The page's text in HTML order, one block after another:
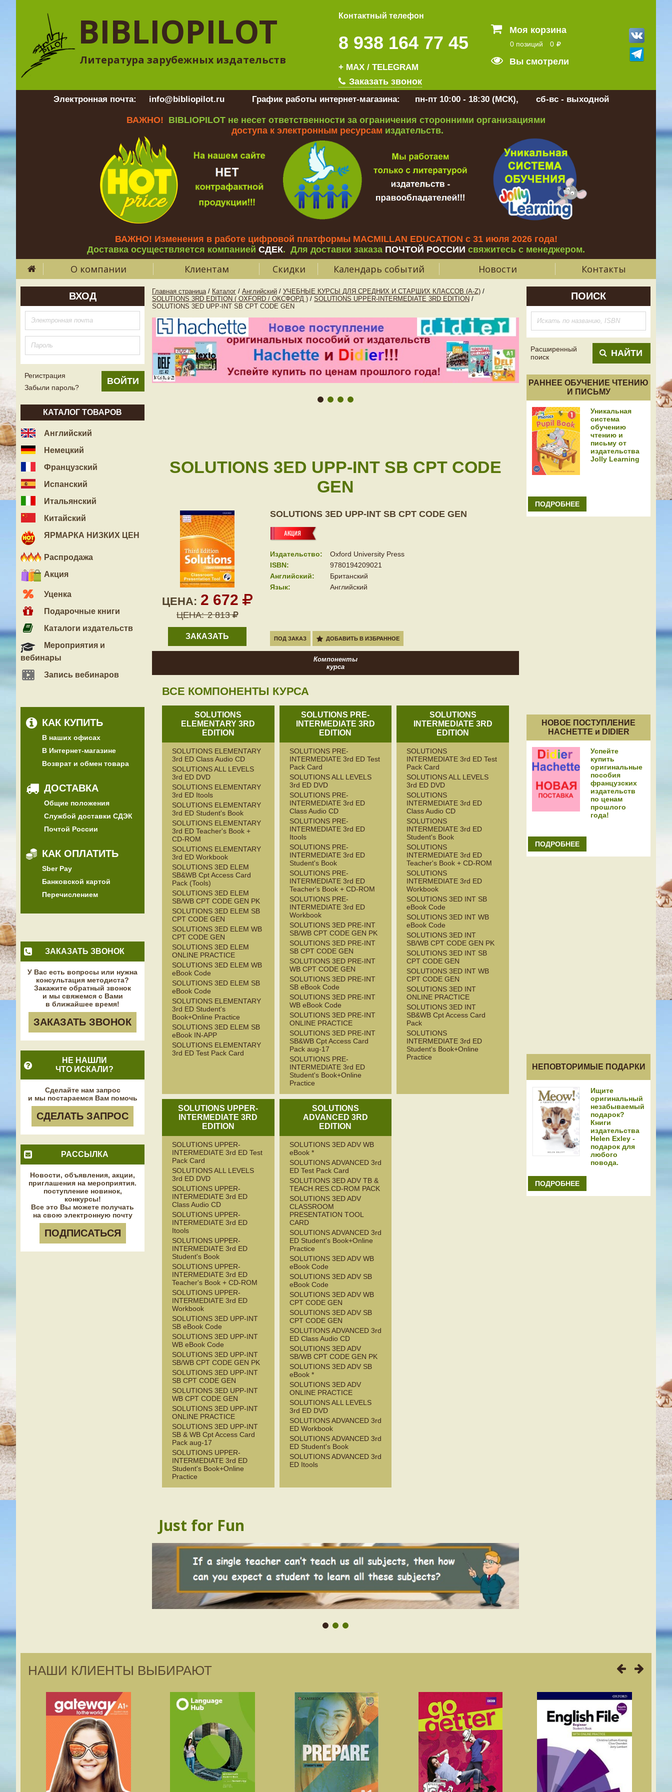
BIBLIOPILOT
Литература зарубежных издательств
Контактный телефон
8 938 164 77 45
+ MAX / TELEGRAM
Заказать звонок
Моя корзина
0 позиций 0
Вы смотрели
Электронная почта: info@bibliopilot.ru График работы интернет-магазина: пн-пт 10:00 - 18:30 (МСК), сб-вс - выходной
ВАЖНО! BIBLIOPILOT не несет ответственности за ограничения сторонними организациями
доступа к электронным ресурсам издательств.
ВАЖНО! Изменения в работе цифровой платформы MACMILLAN EDUCATION с 31 июля 2026 года!
Доставка осуществляется компанией СДЕК. Для доставки заказа ПОЧТОЙ РОССИИ свяжитесь с менеджером.
О компании Клиентам Скидки Календарь событий Новости Контакты
ВХОД
Регистрация
Забыли пароль?
КАТАЛОГ ТОВАРОВ
Английский
Немецкий
Французский
Испанский
Итальянский
Китайский
ЯРМАРКА НИЗКИХ ЦЕН
Распродажа
Акция
Уценка
Подарочные книги
Каталоги издательств
Мероприятия и
вебинары
Запись вебинаров
КАК КУПИТЬ
В наших офисах
В Интернет-магазине
Возврат и обмен товара
ДОСТАВКА
Общие положения
Службой доставки СДЭК
Почтой России
КАК ОПЛАТИТЬ
Sber Pay
Банковской картой
Перечислением
ЗАКАЗАТЬ ЗВОНОК
У Вас есть вопросы или нужна
консультация методиста?
Закажите обратный звонок
и мы свяжемся с Вами
в ближайшее время!
ЗАКАЗАТЬ ЗВОНОК
НЕ НАШЛИ
ЧТО ИСКАЛИ?
Сделайте нам запрос
и мы постараемся Вам помочь
СДЕЛАТЬ ЗАПРОС
РАССЫЛКА
Новости, объявления, акции,
приглашения на мероприятия.
поступление новинок,
конкурсы!
Все это Вы можете получать
на свою электронную почту
ПОДПИСАТЬСЯ
Главная страница / Каталог / Английский / УЧЕБНЫЕ КУРСЫ ДЛЯ СРЕДНИХ И СТАРШИХ КЛАССОВ (A-Z) /
SOLUTIONS 3RD EDITION ( OXFORD / ОКСФОРД ) / SOLUTIONS UPPER-INTERMEDIATE 3RD EDITION /
SOLUTIONS 3ED UPP-INT SB CPT CODE GEN
SOLUTIONS 3ED UPP-INT SB CPT CODE
GEN
ЦЕНА: 2 672
ЦЕНА: 2 813
SOLUTIONS 3ED UPP-INT SB CPT CODE GEN
Издательство:
Oxford University Press
ISBN:
9780194209021
Английский:
Британский
Язык:
Английский
ЗАКАЗАТЬ ПОД ЗАКАЗ ДОБАВИТЬ В ИЗБРАННОЕ
Компоненты
курса
ВСЕ КОМПОНЕНТЫ КУРСА
SOLUTIONS
ELEMENTARY 3RD
EDITION
SOLUTIONS ELEMENTARY
3rd ED Class Audio CD
SOLUTIONS ALL LEVELS
3rd ED DVD
SOLUTIONS ELEMENTARY
3rd ED Itools
SOLUTIONS ELEMENTARY
3rd ED Student's Book
SOLUTIONS ELEMENTARY
3rd ED Teacher's Book +
CD-ROM
SOLUTIONS ELEMENTARY
3rd ED Workbook
SOLUTIONS 3ED ELEM
SB&WB Cpt Access Card
Pack (Tools)
SOLUTIONS 3ED ELEM
SB/WB CPT CODE GEN PK
SOLUTIONS 3ED ELEM SB
CPT CODE GEN
SOLUTIONS 3ED ELEM WB
CPT CODE GEN
SOLUTIONS 3ED ELEM
ONLINE PRACTICE
SOLUTIONS 3ED ELEM WB
eBook Code
SOLUTIONS 3ED ELEM SB
eBook Code
SOLUTIONS ELEMENTARY
3rd ED Student's
Book+Online Practice
SOLUTIONS 3ED ELEM SB
eBook IN-APP
SOLUTIONS ELEMENTARY
3rd ED Test Pack Card
SOLUTIONS PRE-
INTERMEDIATE 3RD
EDITION
SOLUTIONS PRE-
INTERMEDIATE 3rd ED Test
Pack Card
SOLUTIONS ALL LEVELS
3rd ED DVD
SOLUTIONS PRE-
INTERMEDIATE 3rd ED
Class Audio CD
SOLUTIONS PRE-
INTERMEDIATE 3rd ED
Itools
SOLUTIONS PRE-
INTERMEDIATE 3rd ED
Student's Book
SOLUTIONS PRE-
INTERMEDIATE 3rd ED
Teacher's Book + CD-ROM
SOLUTIONS PRE-
INTERMEDIATE 3rd ED
Workbook
SOLUTIONS 3ED PRE-INT
SB/WB CPT CODE GEN PK
SOLUTIONS 3ED PRE-INT
SB CPT CODE GEN
SOLUTIONS 3ED PRE-INT
WB CPT CODE GEN
SOLUTIONS 3ED PRE-INT
SB eBook Code
SOLUTIONS 3ED PRE-INT
WB eBook Code
SOLUTIONS 3ED PRE-INT
ONLINE PRACTICE
SOLUTIONS 3ED PRE-INT
SB&WB Cpt Access Card
Pack aug-17
SOLUTIONS PRE-
INTERMEDIATE 3rd ED
Student's Book+Online
Practice
SOLUTIONS
INTERMEDIATE 3RD
EDITION
SOLUTIONS
INTERMEDIATE 3rd ED Test
Pack Card
SOLUTIONS ALL LEVELS
3rd ED DVD
SOLUTIONS
INTERMEDIATE 3rd ED
Class Audio CD
SOLUTIONS
INTERMEDIATE 3rd ED
Student's Book
SOLUTIONS
INTERMEDIATE 3rd ED
Teacher's Book + CD-ROM
SOLUTIONS
INTERMEDIATE 3rd ED
Workbook
SOLUTIONS 3ED INT SB
eBook Code
SOLUTIONS 3ED INT WB
eBook Code
SOLUTIONS 3ED INT
SB/WB CPT CODE GEN PK
SOLUTIONS 3ED INT SB
CPT CODE GEN
SOLUTIONS 3ED INT WB
CPT CODE GEN
SOLUTIONS 3ED INT
ONLINE PRACTICE
SOLUTIONS 3ED INT
SB&WB Cpt Access Card
Pack
SOLUTIONS
INTERMEDIATE 3rd ED
Student's Book+Online
Practice
SOLUTIONS UPPER-
INTERMEDIATE 3RD
EDITION
SOLUTIONS UPPER-
INTERMEDIATE 3rd ED Test
Pack Card
SOLUTIONS ALL LEVELS
3rd ED DVD
SOLUTIONS UPPER-
INTERMEDIATE 3rd ED
Class Audio CD
SOLUTIONS UPPER-
INTERMEDIATE 3rd ED
Itools
SOLUTIONS UPPER-
INTERMEDIATE 3rd ED
Student's Book
SOLUTIONS UPPER-
INTERMEDIATE 3rd ED
Teacher's Book + CD-ROM
SOLUTIONS UPPER-
INTERMEDIATE 3rd ED
Workbook
SOLUTIONS 3ED UPP-INT
SB eBook Code
SOLUTIONS 3ED UPP-INT
WB eBook Code
SOLUTIONS 3ED UPP-INT
SB/WB CPT CODE GEN PK
SOLUTIONS 3ED UPP-INT
SB CPT CODE GEN
SOLUTIONS 3ED UPP-INT
WB CPT CODE GEN
SOLUTIONS 3ED UPP-INT
ONLINE PRACTICE
SOLUTIONS 3ED UPP-INT
SB & WB Cpt Access Card
Pack aug-17
SOLUTIONS UPPER-
INTERMEDIATE 3rd ED
Student's Book+Online
Practice
SOLUTIONS
ADVANCED 3RD
EDITION
SOLUTIONS 3ED ADV WB
eBook *
SOLUTIONS ADVANCED 3rd
ED Test Pack Card
SOLUTIONS 3ED ADV TB &
TEACH.RES.CD-ROM PACK
SOLUTIONS 3ED ADV
CLASSROOM
PRESENTATION TOOL
CARD
SOLUTIONS ADVANCED 3rd
ED Student's Book+Online
Practice
SOLUTIONS 3ED ADV WB
eBook Code
SOLUTIONS 3ED ADV SB
eBook Code
SOLUTIONS 3ED ADV WB
CPT CODE GEN
SOLUTIONS 3ED ADV SB
CPT CODE GEN
SOLUTIONS ADVANCED 3rd
ED Class Audio CD
SOLUTIONS 3ED ADV
SB/WB CPT CODE GEN PK
SOLUTIONS 3ED ADV SB
eBook *
SOLUTIONS 3ED ADV
ONLINE PRACTICE
SOLUTIONS ALL LEVELS
3rd ED DVD
SOLUTIONS ADVANCED 3rd
ED Workbook
SOLUTIONS ADVANCED 3rd
ED Student's Book
SOLUTIONS ADVANCED 3rd
ED Itools
Just for Fun
ПОИСК
Расширенный
поиск
НАЙТИ
РАННЕЕ ОБУЧЕНИЕ ЧТЕНИЮ
И ПИСЬМУ
Уникальная
система
обучению
чтению и
письму от
издательства
Jolly Learning
ПОДРОБНЕЕ
НОВОЕ ПОСТУПЛЕНИЕ
HACHETTE и DIDIER
Успейте
купить
оригинальные
пособия
французских
издательств
по ценам
прошлого
года!
ПОДРОБНЕЕ
НЕПОВТОРИМЫЕ ПОДАРКИ
Ищите
оригинальный
незабываемый
подарок?
Книги
издательства
Helen Exley -
подарок для
любого
повода.
ПОДРОБНЕЕ
НАШИ КЛИЕНТЫ ВЫБИРАЮТ